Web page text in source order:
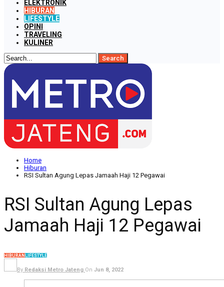
ELEKTRONIK
HIBURAN
LIFESTYLE
OPINI
TRAVELING
KULINER
Home
Hiburan
RSI Sultan Agung Lepas Jamaah Haji 12 Pegawai
RSI Sultan Agung Lepas
Jamaah Haji 12 Pegawai
HIBURAN LIFESTYLE
By Redaksi Metro Jateng On Jun 8, 2022